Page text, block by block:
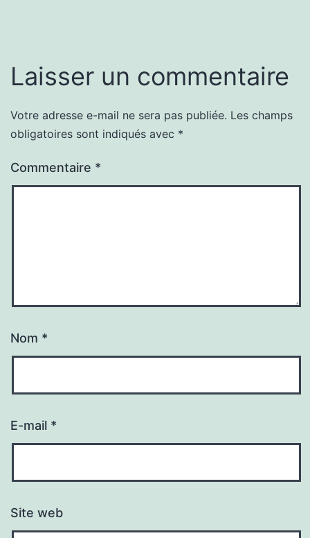
Laisser un commentaire
Votre adresse e-mail ne sera pas publiée. Les champs
obligatoires sont indiqués avec *
Commentaire *
Nom *
E-mail *
Site web